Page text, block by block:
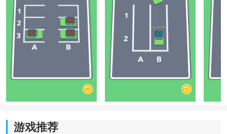
《停车服务员》游戏优势：
*多种不同类型的车辆，从小轿车到大卡车，让你体验不
同车辆的驾驶感。
助你提升驾驶技术。
游戏推荐